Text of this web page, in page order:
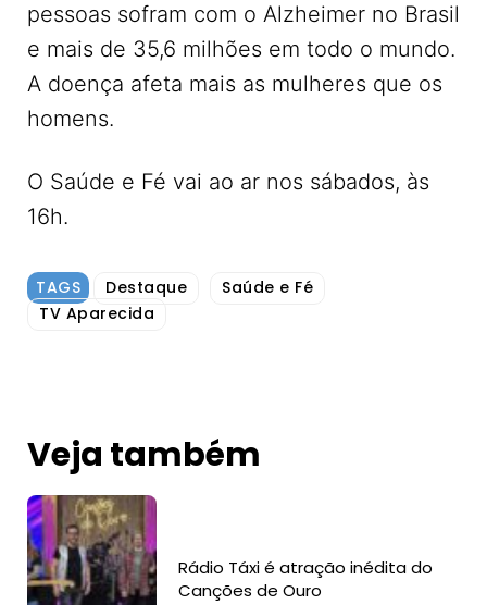
pessoas sofram com o Alzheimer no Brasil
e mais de 35,6 milhões em todo o mundo.
A doença afeta mais as mulheres que os
homens.
O Saúde e Fé vai ao ar nos sábados, às
16h.
TAGS Destaque
Saúde e Fé
TV Aparecida
Veja também
Rádio Táxi é atração inédita do
Canções de Ouro